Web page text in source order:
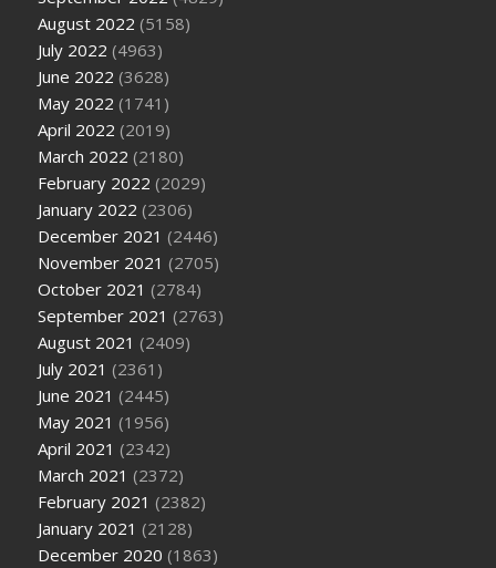
August 2022 (5158)
July 2022 (4963)
June 2022 (3628)
May 2022 (1741)
April 2022 (2019)
March 2022 (2180)
February 2022 (2029)
January 2022 (2306)
December 2021 (2446)
November 2021 (2705)
October 2021 (2784)
September 2021 (2763)
August 2021 (2409)
July 2021 (2361)
June 2021 (2445)
May 2021 (1956)
April 2021 (2342)
March 2021 (2372)
February 2021 (2382)
January 2021 (2128)
December 2020 (1863)